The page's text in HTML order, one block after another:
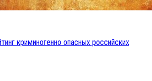
криминогенно опасных российских